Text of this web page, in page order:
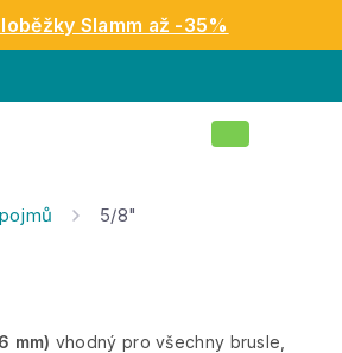
Slamm až -35%
Nákupní
5/8"
mm) vhodný pro všechny brusle,